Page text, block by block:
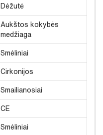
Dėžutė
Aukštos kokybės
medžiaga
Smėliniai
Cirkonijos
Smailianosiai
CE
Smėliniai